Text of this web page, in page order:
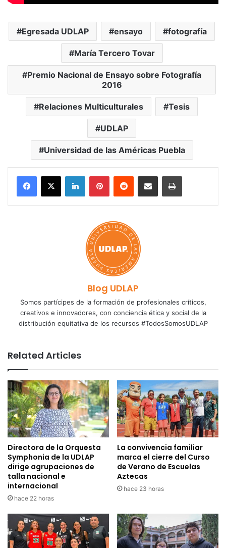
Egresada UDLAP ensayo fotografía
María Tercero Tovar
Premio Nacional de Ensayo sobre Fotografía
2016
Relaciones Multiculturales Tesis
UDLAP
Universidad de las Américas Puebla
LinkedInPinterestReddit Share via Email Print
Blog UDLAP
Somos partícipes de la formación de profesionales críticos,
creativos e innovadores, con conciencia ética y social de la
distribución equitativa de los recursos #TodosSomosUDLAP
Related Articles
Directora de la Orquesta
Symphonia de la UDLAP
dirige agrupaciones de
talla nacional e
internacional
hace 22 horas
La convivencia familiar
marca el cierre del Curso
de Verano de Escuelas
Aztecas
hace 23 horas